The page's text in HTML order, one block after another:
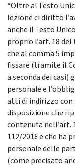
“Oltre al Testo
lezione di diritto
anche il Testo
proprio l’art. 18
che al comma 5
fissare (tramite il
a seconda dei
personale e
atti di indirizzo con
disposizione che
contenuta nell’art.
112/2018 e che ha
personale delle
(come precisato